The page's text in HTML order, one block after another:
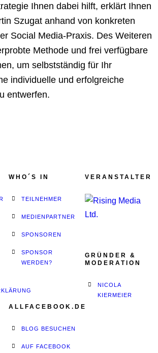
Ihnen dabei hilft, erklärt Ihnen
Szugat anhand von konkreten
Social Media-Praxis. Des Weiteren
Methode und frei verfügbare
um selbstständig für Ihr
individuelle und erfolgreiche
entwerfen.
WHO´S IN
TEILNEHMER
MEDIENPARTNER
SPONSOREN
SPONSOR
WERDEN?
ALLFACEBOOK.DE
BLOG BESUCHEN
AUF FACEBOOK
VERANSTALTER
GRÜNDER &
MODERATION
NICOLA
KIERMEIER